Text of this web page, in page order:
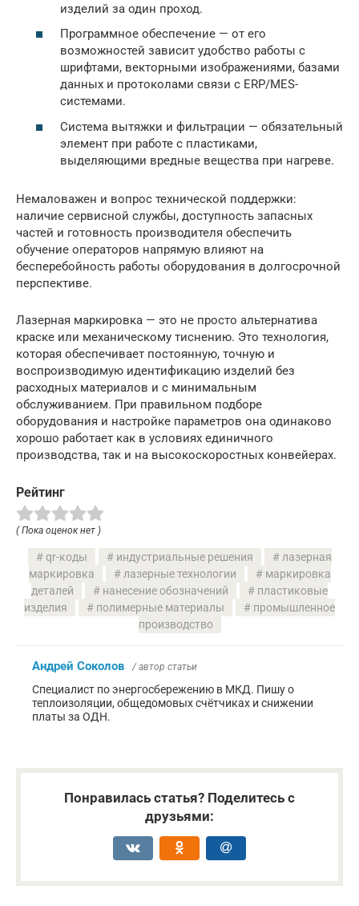
изделий за один проход.
Программное обеспечение — от его
возможностей зависит удобство работы с
шрифтами, векторными изображениями, базами
данных и протоколами связи с ERP/MES-
системами.
Система вытяжки и фильтрации — обязательный
элемент при работе с пластиками,
выделяющими вредные вещества при нагреве.
Немаловажен и вопрос технической поддержки:
наличие сервисной службы, доступность запасных
частей и готовность производителя обеспечить
обучение операторов напрямую влияют на
бесперебойность работы оборудования в долгосрочной
перспективе.
Лазерная маркировка — это не просто альтернатива
краске или механическому тиснению. Это технология,
которая обеспечивает постоянную, точную и
воспроизводимую идентификацию изделий без
расходных материалов и с минимальным
обслуживанием. При правильном подборе
оборудования и настройке параметров она одинаково
хорошо работает как в условиях единичного
производства, так и на высокоскоростных конвейерах.
Рейтинг
( Пока оценок нет )
qr-коды индустриальные решения
лазерная
маркировка
лазерные технологии
маркировка
деталей
нанесение обозначений
пластиковые
изделия
полимерные материалы
промышленное
производство
Андрей Соколов / автор статьи
Специалист по энергосбережению в МКД. Пишу о
теплоизоляции, общедомовых счётчиках и снижении
платы за ОДН.
Понравилась статья? Поделитесь с
друзьями: